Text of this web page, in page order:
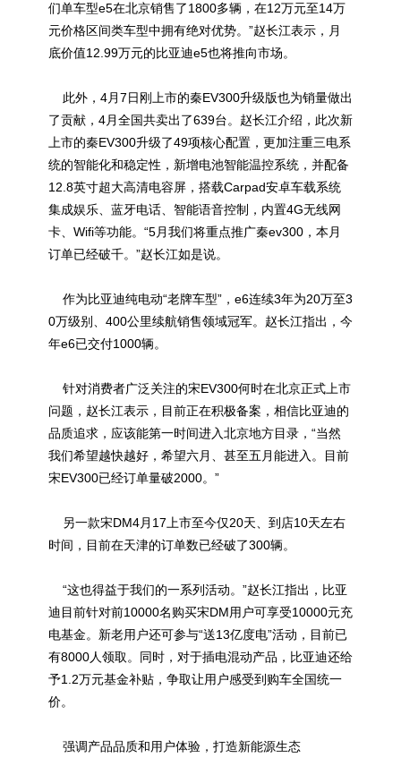
们单车型e5在北京销售了1800多辆，在12万元至14万
元价格区间类车型中拥有绝对优势。”赵长江表示，月
底价值12.99万元的比亚迪e5也将推向市场。
此外，4月7日刚上市的秦EV300升级版也为销量做出
了贡献，4月全国共卖出了639台。赵长江介绍，此次新
上市的秦EV300升级了49项核心配置，更加注重三电系
统的智能化和稳定性，新增电池智能温控系统，并配备
12.8英寸超大高清电容屏，搭载Carpad安卓车载系统
集成娱乐、蓝牙电话、智能语音控制，内置4G无线网
卡、Wifi等功能。“5月我们将重点推广秦ev300，本月
订单已经破千。”赵长江如是说。
作为比亚迪纯电动“老牌车型”，e6连续3年为20万至3
0万级别、400公里续航销售领域冠军。赵长江指出，今
年e6已交付1000辆。
针对消费者广泛关注的宋EV300何时在北京正式上市
问题，赵长江表示，目前正在积极备案，相信比亚迪的
品质追求，应该能第一时间进入北京地方目录，“当然
我们希望越快越好，希望六月、甚至五月能进入。目前
宋EV300已经订单量破2000。”
另一款宋DM4月17上市至今仅20天、到店10天左右
时间，目前在天津的订单数已经破了300辆。
“这也得益于我们的一系列活动。”赵长江指出，比亚
迪目前针对前10000名购买宋DM用户可享受10000元充
电基金。新老用户还可参与“送13亿度电”活动，目前已
有8000人领取。同时，对于插电混动产品，比亚迪还给
予1.2万元基金补贴，争取让用户感受到购车全国统一
价。
强调产品品质和用户体验，打造新能源生态